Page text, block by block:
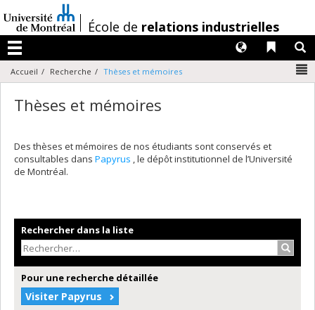
au
contenu
/École de relations industrielles
Menu
Liens
Langues
Accueil Recherche Thèses et mémoires
Thèses et mémoires
Des thèses et mémoires de nos étudiants sont conservés et
consultables dans Papyrus , le dépôt institutionnel de l’Université
de Montréal.
Rechercher dans la liste
Pour une recherche détaillée
Visiter Papyrus